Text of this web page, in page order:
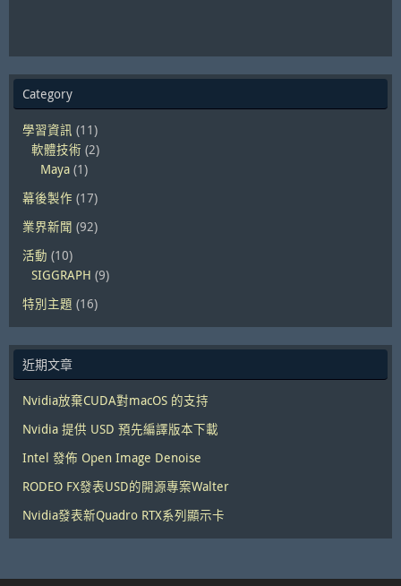
Category
學習資訊 (11)
軟體技術 (2)
Maya (1)
幕後製作 (17)
業界新聞 (92)
活動 (10)
SIGGRAPH (9)
特別主題 (16)
近期文章
Nvidia放棄CUDA對macOS 的支持
Nvidia 提供 USD 預先編譯版本下載
Intel 發佈 Open Image Denoise
RODEO FX發表USD的開源專案Walter
Nvidia發表新Quadro RTX系列顯示卡